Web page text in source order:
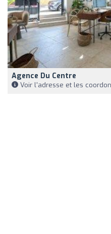
Agence Du Centre
Voir l'adresse et les